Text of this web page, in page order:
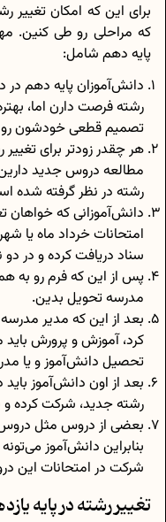
برای این که امکان تغییر
که مراحلی رو طی کنین.
پایه دهم شامل:
دانش‌آموزان پایه دهم در
رشته فرصت دارن اما،
تصمیم قطعی خودشون رو
هر چقدر زودتر برای
مطالعه دروس جدید
رشته در نظر گرفته شده
دانش‌آموزانی که خواهان
امتحانات خرداد ماه یا
سناد دریافت کرده و در
پس از این که فرم رو به
مدرسه تحویل بدین.
بعد از این که مدیر
کرد، آموزش و پرورش
تحصیل دانش‌آموز و یا
بعد از اون دانش‌آموز
رشته جدید، شرکت کرده و
بعضی از دروس مثل
بنابراین دانش‌آموز
شرکت در امتحانات این
تغییر رشته در پایه